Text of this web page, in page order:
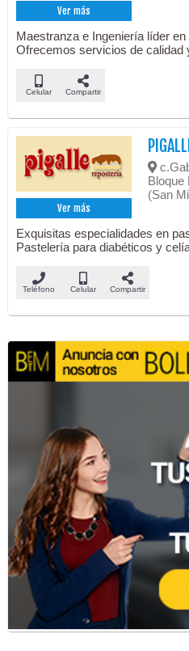
Ver más
Maestranza e Ingeniería líder
Ofrecemos servicios de calidad
Celular Compartir
Ver más
Bloque
(San
Exquisitas especialidades en
Pastelería para diabéticos y
Teléfono Celular Compartir